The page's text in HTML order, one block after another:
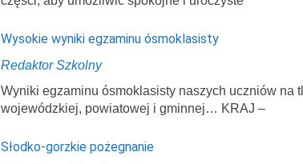
Wysokie wyniki egzaminu ósmoklasisty
Redaktor Szkolny
Wyniki egzaminu ósmoklasisty naszych uczniów na
wojewódzkiej, powiatowej i gminnej… KRAJ –
Słodko-gorzkie pożegnanie